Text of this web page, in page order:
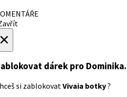
dárek pro
si zablokovatVivaia botky?